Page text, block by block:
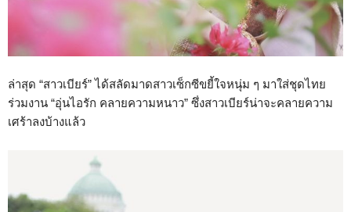
ล่าสุด “สาวเบียร์” ได้สลัดมาดสาวเซ็กซีขยี้ใจหนุ่ม ๆ มาใส่ชุดไทย
ร่วมงาน “อุ่นไอรัก คลายความหนาว” ซึ่งสาวเบียร์น่าจะคลายความ
เศร้าลงบ้างแล้ว